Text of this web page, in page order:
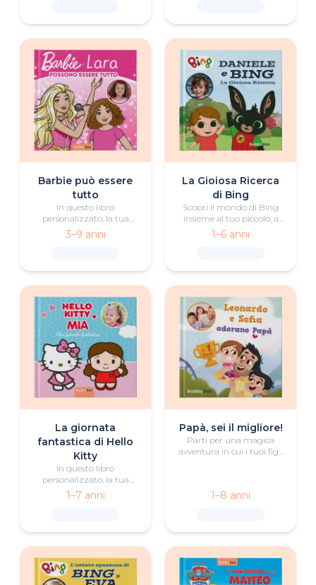
dove il surf è protagonista.
agguerriti.
Barbie può essere
tutto
In questo libro
personalizzato, la tua
bimba o il tuo bimbo
scoprirà interessanti
"Brooklyn"!
3–9 anni
La Gioiosa Ricerca
di Bing
Scopri il mondo di Bing
insieme al tuo piccolo, a
Bing e ai suoi amici in
questo libro
1–6 anni
La giornata
fantastica di Hello
Kitty
In questo libro
personalizzato, la tua
bimba o il tuo bimbo
trascorrerà una giornata
amicizia e avventure.
1–7 anni
Papà, sei il migliore!
Parti per una magica
avventura in cui i tuoi figli
coppa per il miglior
1–8 anni